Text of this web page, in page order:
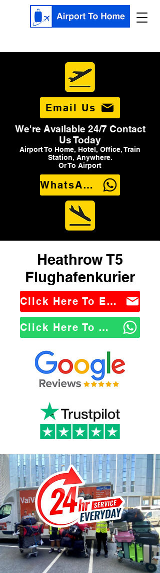
Email Us
We're Available 24/7 Contact
Us Today
Airport To Home, Hotel, Office, Train
Station, Anywhere.
Or To Airport
WhatsApp Us
Heathrow T5
Flughafenkurier
Click Here To Email Us
Click Here To WhatsApp Us